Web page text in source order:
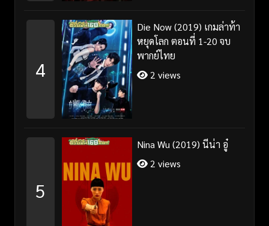
4
Die Now (2019) เกมล่าท้า
หยุดโลก ตอนที่ 1-20 จบ
พากย์ไทย
2 views
5
Nina Wu (2019) นีน่า อู๋
2 views